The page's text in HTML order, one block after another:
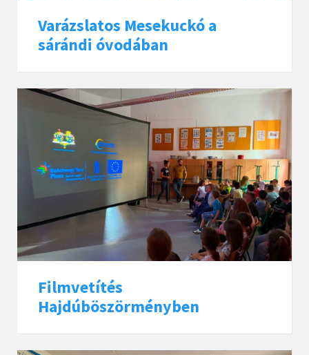
Varázslatos Mesekuckó a
sárándi óvodában
Filmvetítés
Hajdúböszörményben